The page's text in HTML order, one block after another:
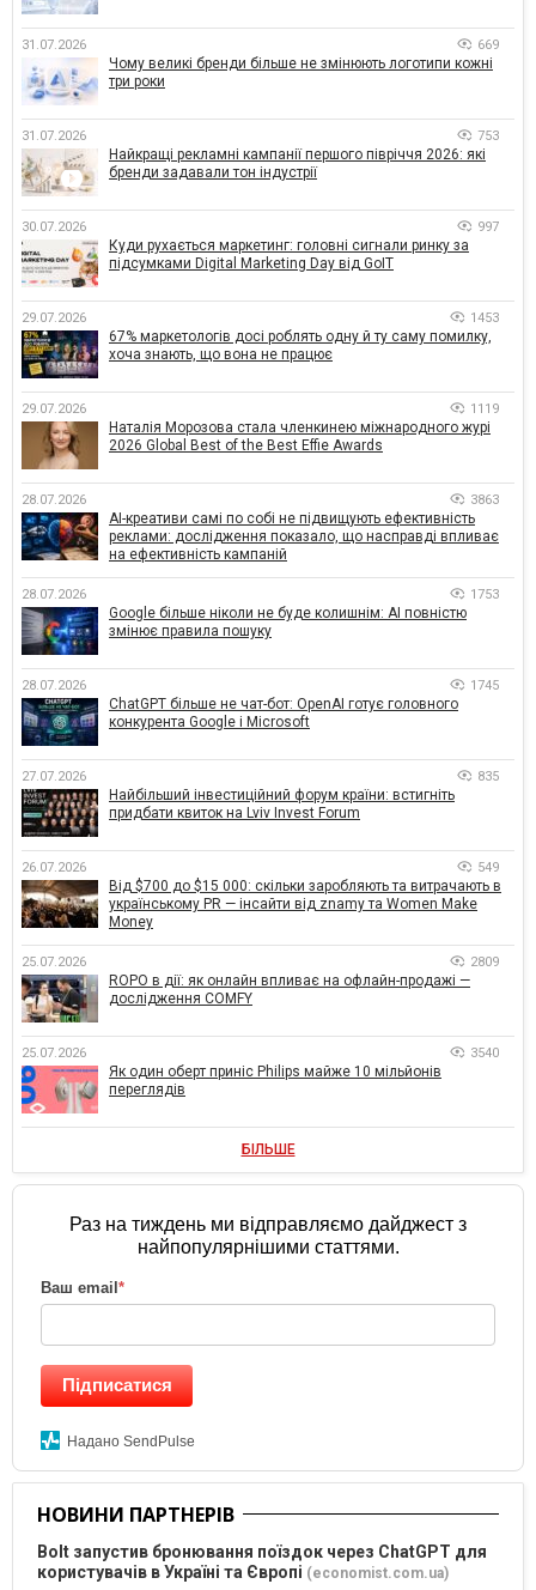
31.07.2026 669
Чому великі бренди більше не змінюють логотипи кожні
три роки
31.07.2026 753
Найкращі рекламні кампанії першого півріччя 2026: які
бренди задавали тон індустрії
30.07.2026 997
Куди рухається маркетинг: головні сигнали ринку за
підсумками Digital Marketing Day від GoIT
29.07.2026 1453
67% маркетологів досі роблять одну й ту саму помилку,
хоча знають, що вона не працює
29.07.2026 1119
Наталія Морозова стала членкинею міжнародного журі
2026 Global Best of the Best Effie Awards
28.07.2026 3863
AI-креативи самі по собі не підвищують ефективність
реклами: дослідження показало, що насправді впливає
на ефективність кампаній
28.07.2026 1753
Google більше ніколи не буде колишнім: AI повністю
змінює правила пошуку
28.07.2026 1745
ChatGPT більше не чат-бот: OpenAI готує головного
конкурента Google і Microsoft
27.07.2026 835
Найбільший інвестиційний форум країни: встигніть
придбати квиток на Lviv Invest Forum
26.07.2026 549
Від $700 до $15 000: скільки заробляють та витрачають в
українському PR — інсайти від znamy та Women Make
Money
25.07.2026 2809
ROPO в дії: як онлайн впливає на офлайн-продажі —
дослідження COMFY
25.07.2026 3540
Як один оберт приніс Philips майже 10 мільйонів
переглядів
БІЛЬШЕ
Раз на тиждень ми відправляємо дайджест з
найпопулярнішими статтями.
Ваш email*
Підписатися
Надано SendPulse
НОВИНИ ПАРТНЕРІВ
Bolt запустив бронювання поїздок через ChatGPT для
користувачів в Україні та Європі (economist.com.ua)